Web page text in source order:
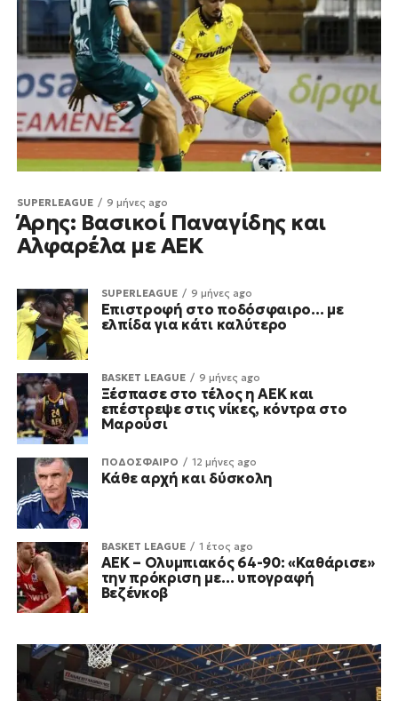
SUPERLEAGUE 9 μήνες ago
Άρης: Βασικοί Παναγίδης και
Αλφαρέλα με ΑΕΚ
SUPERLEAGUE 9 μήνες ago
Επιστροφή στο ποδόσφαιρο… με
ελπίδα για κάτι καλύτερο
BASKET LEAGUE 9 μήνες ago
Ξέσπασε στο τέλος η ΑΕΚ και
επέστρεψε στις νίκες, κόντρα στο
Μαρούσι
ΠΟΔΟΣΦΑΙΡΟ 12 μήνες ago
Κάθε αρχή και δύσκολη
BASKET LEAGUE 1 έτος ago
ΑΕΚ – Ολυμπιακός 64-90: «Καθάρισε»
την πρόκριση με… υπογραφή
Βεζένκοβ